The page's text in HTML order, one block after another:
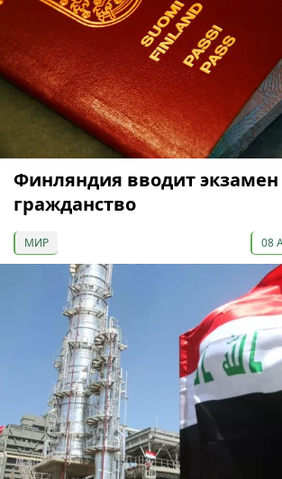
Финляндия вводит экзамен
гражданство
МИР 08